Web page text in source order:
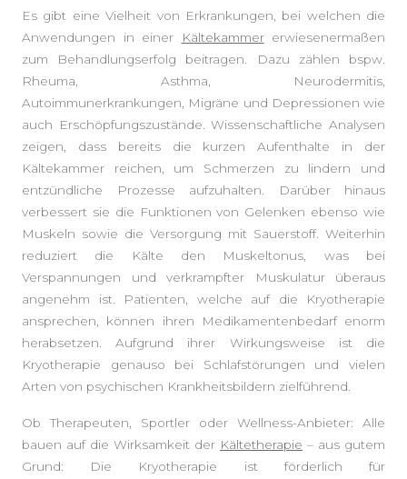
Es gibt eine Vielheit von Erkrankungen, bei welchen die
Anwendungen in einer
Kältekammererwiesenermaßen
zum Behandlungserfolg beitragen. Dazu zählen bspw.
Rheuma, Asthma, Neurodermitis,
Autoimmunerkrankungen, Migräne und Depressionen wie
auch Erschöpfungszustände. Wissenschaftliche Analysen
zeigen, dass bereits die kurzen Aufenthalte in der
Kältekammer reichen, um Schmerzen zu lindern und
entzündliche Prozesse aufzuhalten. Darüber hinaus
verbessert sie die Funktionen von Gelenken ebenso wie
Muskeln sowie die Versorgung mit Sauerstoff. Weiterhin
reduziert die Kälte den Muskeltonus, was bei
Verspannungen und verkrampfter Muskulatur überaus
angenehm ist. Patienten, welche auf die Kryotherapie
ansprechen, können ihren Medikamentenbedarf enorm
herabsetzen. Aufgrund ihrer Wirkungsweise ist die
Kryotherapie genauso bei Schlafstörungen und vielen
Arten von psychischen Krankheitsbildern zielführend.
Ob Therapeuten, Sportler oder Wellness-Anbieter: Alle
bauen auf die Wirksamkeit der Kältetherapie – aus gutem
Grund: Die Kryotherapie ist förderlich für